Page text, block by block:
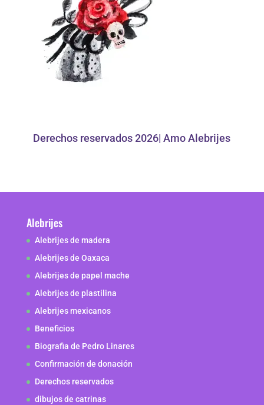
Derechos reservados 2026| Amo Alebrijes
Alebrijes
Alebrijes de madera
Alebrijes de Oaxaca
Alebrijes de papel mache
Alebrijes de plastilina
Alebrijes mexicanos
Beneficios
Biografia de Pedro Linares
Confirmación de donación
Derechos reservados
dibujos de catrinas